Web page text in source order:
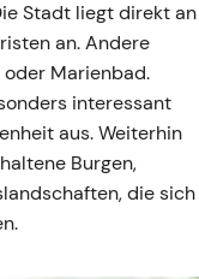
Stadt liegt direkt an
an. Andere
oder Marienbad.
interessant
aus. Weiterhin
Burgen,
die sich